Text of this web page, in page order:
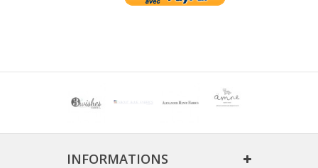
INFORMATIONS